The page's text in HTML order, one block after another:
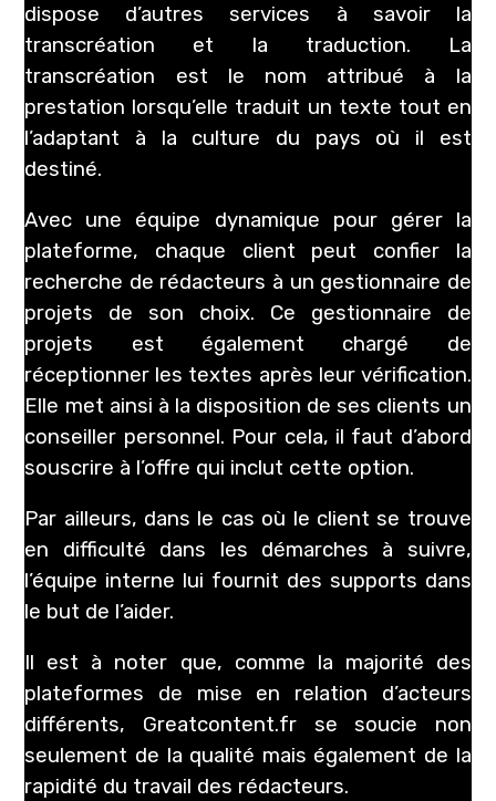
dispose d’autres services à savoir la
transcréation et la traduction. La
transcréation est le nom attribué à la
prestation lorsqu’elle traduit un texte tout en
l’adaptant à la culture du pays où il est
destiné.
Avec une équipe dynamique pour gérer la
plateforme, chaque client peut confier la
recherche de rédacteurs à un gestionnaire de
projets de son choix. Ce gestionnaire de
projets est également chargé de
réceptionner les textes après leur vérification.
Elle met ainsi à la disposition de ses clients un
conseiller personnel. Pour cela, il faut d’abord
souscrire à l’offre qui inclut cette option.
Par ailleurs, dans le cas où le client se trouve
en difficulté dans les démarches à suivre,
l’équipe interne lui fournit des supports dans
le but de l’aider.
Il est à noter que, comme la majorité des
plateformes de mise en relation d’acteurs
différents, Greatcontent.fr se soucie non
seulement de la qualité mais également de la
rapidité du travail des rédacteurs.